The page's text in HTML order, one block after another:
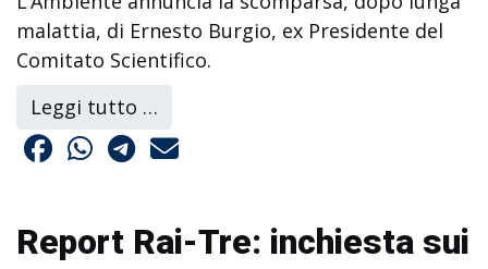
malattia, di Ernesto Burgio, ex Presidente del
Comitato Scientifico.
Leggi tutto …
Report Rai-Tre: inchiesta sui